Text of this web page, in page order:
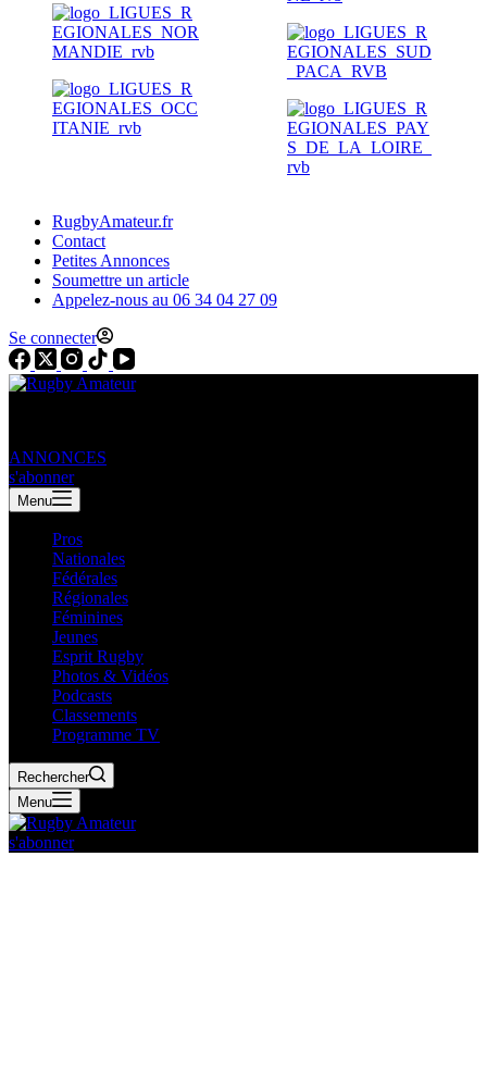
RugbyAmateur.fr
Contact
Petites Annonces
Soumettre un article
Appelez-nous au 06 34 04 27 09
Se connecter
ANNONCES
s'abonner
Menu
Pros
Nationales
Fédérales
Régionales
Féminines
Jeunes
Esprit Rugby
Photos & Vidéos
Podcasts
Classements
Programme TV
Rechercher
Menu
s'abonner